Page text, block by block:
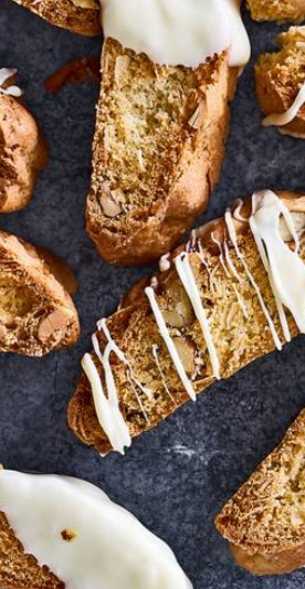
Kies producten